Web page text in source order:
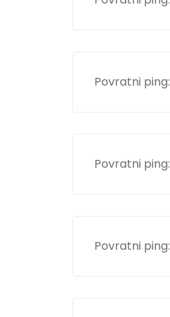
Povratni ping:
Povratni ping:
Povratni ping: